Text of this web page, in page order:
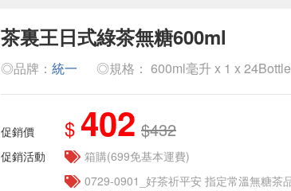
茶裏王日式綠茶無糖600ml
◎品牌： 統一 ◎規格： 600ml毫升 x 1 x
促銷價 $ 402 $432
促銷活動
箱購(699免基本運費)
​​0729-0901_好茶祈平安 指定常溫無糖茶